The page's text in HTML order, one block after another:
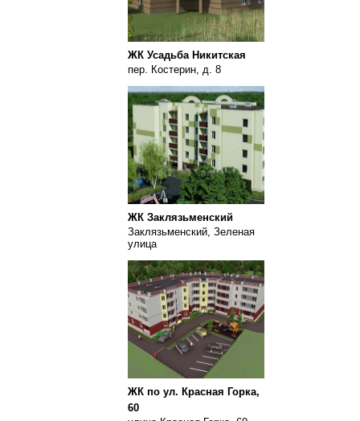
ЖК Усадьба Никитская
пер. Костерин, д. 8
ЖК Заклязьменский
Заклязьменский, Зеленая
улица
ЖК по ул. Красная Горка,
60